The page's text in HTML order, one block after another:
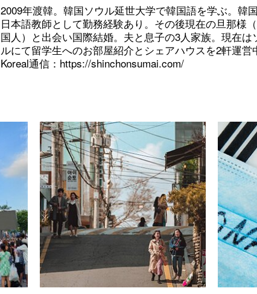
2009年渡韓。韓国ソウル延世大学で韓国語を学ぶ。韓
日本語教師として勤務経験あり。その後現在の旦那様
国人）と出会い国際結婚。夫と息子の3人家族。現在は
ルにて留学生へのお部屋紹介とシェアハウスを2軒運営
Koreal通信： https://shinchonsumai.com/